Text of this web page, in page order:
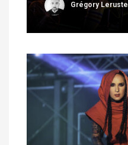
Grégory Leruste